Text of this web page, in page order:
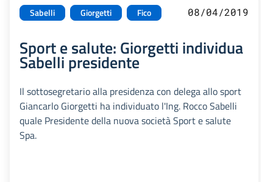
Sabelli Giorgetti Fico 08/04/2019
Sport e salute: Giorgetti individua
Sabelli presidente
Il sottosegretario alla presidenza con delega allo sport
Giancarlo Giorgetti ha individuato l'Ing. Rocco Sabelli
quale Presidente della nuova società Sport e salute
Spa.